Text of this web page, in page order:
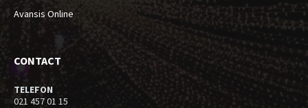
Avansis Online
CONTACT
TELEFON
021 457 01 15